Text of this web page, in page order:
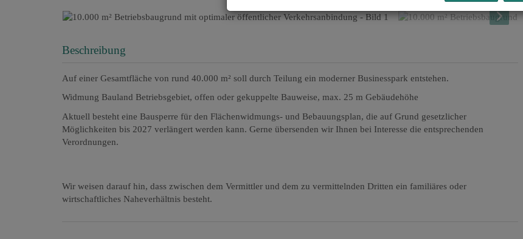
Beschreibung
Auf einer Gesamtfläche von rund 40.000 m² soll durch Teilung ein moderner Businesspark entstehen.
Widmung Bauland Betriebsgebiet, offen oder gekuppelte Bauweise, max. 25 m Gebäudehöhe
Aktuell besteht eine Bausperre für den Flächenwidmungs- und Bebauungsplan, die auf Grund gesetzlicher
Möglichkeiten bis 2027 verlängert werden kann. Gerne übersenden wir Ihnen bei Interesse die entsprechenden
Verordnungen.
Wir weisen darauf hin, dass zwischen dem Vermittler und dem zu vermittelnden Dritten ein familiäres oder
wirtschaftliches Naheverhältnis besteht.